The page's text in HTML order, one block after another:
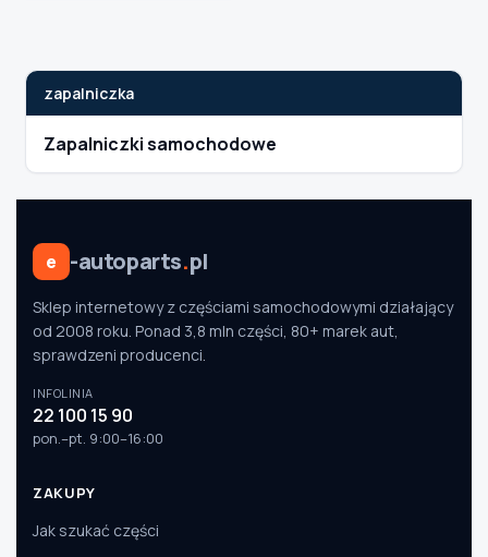
zapalniczka
Zapalniczki samochodowe
e -autoparts.pl
Sklep internetowy z częściami samochodowymi działający
od 2008 roku. Ponad 3,8 mln części, 80+ marek aut,
sprawdzeni producenci.
INFOLINIA
22 100 15 90
pon.–pt. 9:00–16:00
ZAKUPY
Jak szukać części